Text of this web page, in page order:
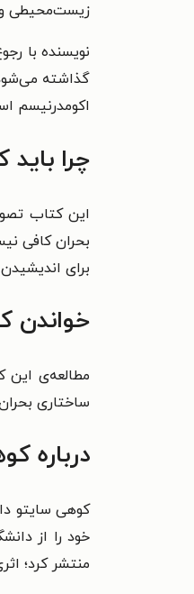
زیست‌محیطی و
نویسنده با
گذاشته می‌شود
اکومدرنیسم
چرا
این کتاب
بحران کافی
برای
خواندن
مطالعه‌ی
ساختاری
درباره
منتشر کرد؛